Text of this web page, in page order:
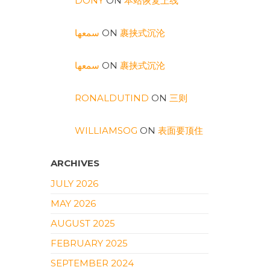
سمعها ON 裹挟式沉沦
سمعها ON 裹挟式沉沦
RONALDUTIND ON 三则
WILLIAMSOG ON 表面要顶住
ARCHIVES
JULY 2026
MAY 2026
AUGUST 2025
FEBRUARY 2025
SEPTEMBER 2024